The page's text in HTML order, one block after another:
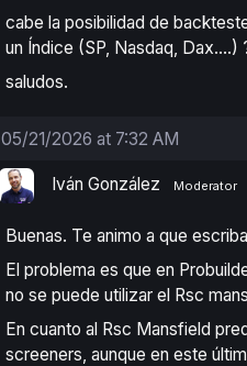
cabe la posibilidad de
un Índice (SP, Nasdaq, Dax….)
saludos.
05/21/2026 at 7:32 AM
Iván González Moderator
Buenas. Te animo a que
El problema es que en
no se puede utilizar el Rsc
En cuanto al Rsc Mansfield
screeners, aunque en este